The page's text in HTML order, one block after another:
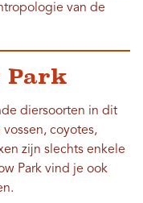
van de
Park
diersoorten in dit
coyotes,
zijn slechts enkele
Park vind je ook